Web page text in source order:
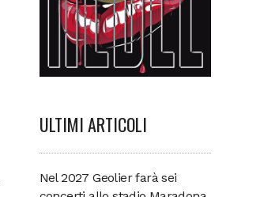
ULTIMI ARTICOLI
Nel 2027 Geolier farà sei